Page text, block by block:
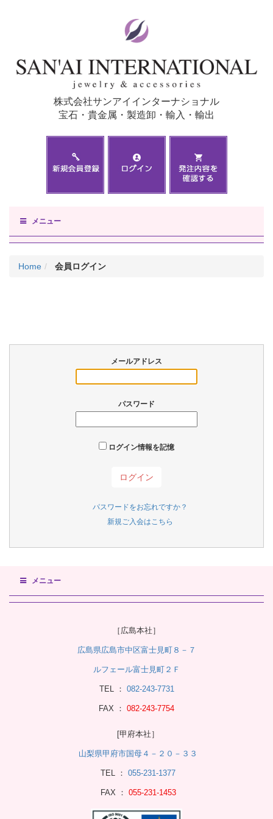
株式会社サンアイインターナショナル
宝石・貴金属・製造卸・輸入・輸出
メニュー
Home 会員ログイン
メールアドレス
パスワード
ログイン情報を記憶
パスワードをお忘れですか？
新規ご入会はこちら
メニュー
［広島本社］
広島県広島市中区富士見町８－７
ルフェール富士見町２Ｆ
TEL ： 082-243-7731
FAX ： 082-243-7754
[甲府本社］
山梨県甲府市国母４－２０－３３
TEL ： 055-231-1377
FAX ： 055-231-1453